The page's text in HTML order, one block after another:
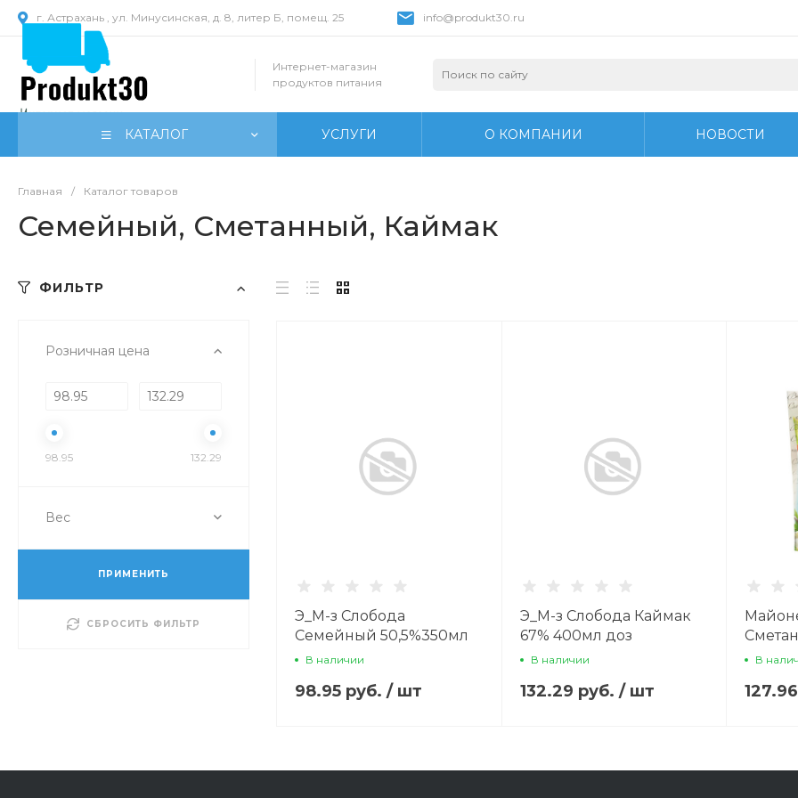
г. Астрахань , ул. Минусинская, д. 8, литер Б, помещ. 25 info@produkt30.ru
Интернет-магазин
продуктов питания
КАТАЛОГ УСЛУГИ О КОМПАНИИ НОВОСТИ
Главная / Каталог товаров
Семейный, Сметанный, Каймак
ФИЛЬТР
Розничная цена
98.95 132.29
Вес
ПРИМЕНИТЬ
СБРОСИТЬ ФИЛЬТР
Э_М-з Слобода
Семейный 50,5%350мл
дозВ наличии
98.95 руб. / шт
Э_М-з Слобода Каймак
67% 400мл доз
В наличии
132.29 руб. / шт
В